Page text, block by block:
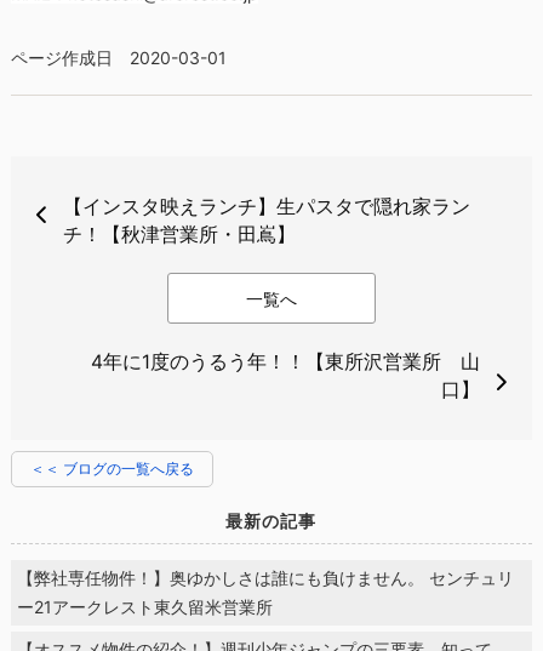
ページ作成日 2020-03-01
【インスタ映えランチ】生パスタで隠れ家ラン
チ！【秋津営業所・田嶌】
一覧へ
4年に1度のうるう年！！【東所沢営業所 山
口】
＜＜ ブログの一覧へ戻る
最新の記事
【弊社専任物件！】奥ゆかしさは誰にも負けません。 センチュリ
ー21アークレスト東久留米営業所